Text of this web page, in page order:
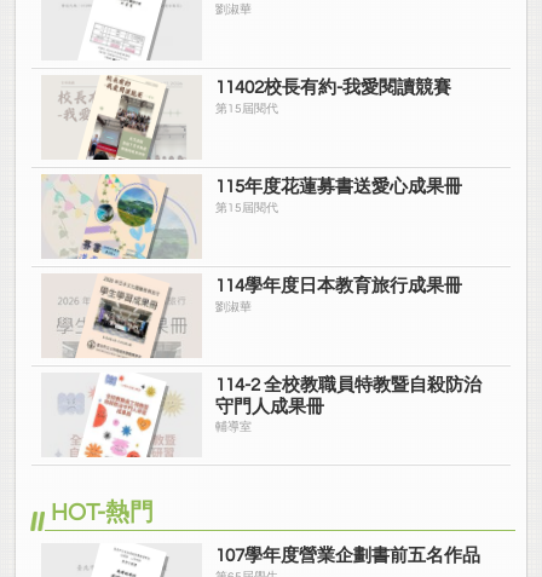
劉淑華
11402校長有約-我愛閱讀競賽
第15屆閱代
115年度花蓮募書送愛心成果冊
第15屆閱代
114學年度日本教育旅行成果冊
劉淑華
114-2 全校教職員特教暨自殺防治
守門人成果冊
輔導室
HOT-熱門
107學年度營業企劃書前五名作品